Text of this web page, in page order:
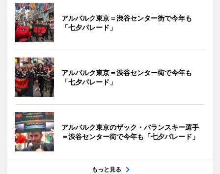
アルバルク東京＝渋谷センター街で今年も
「七夕パレード」
アルバルク東京＝渋谷センター街で今年も
「七夕パレード」
アルバルク東京のザック・バランスキー選手
＝渋谷センター街で今年も「七夕パレード」
もっと見る